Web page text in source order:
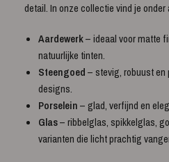
detail. In onze collectie vind je onder
Aardewerk– ideaal voor matte
natuurlijke tinten.
Steengoed– stevig, robuust
designs.
Porselein– glad, verfijnd en
Glas– ribbelglas, spikkelglas,
varianten die licht prachtig